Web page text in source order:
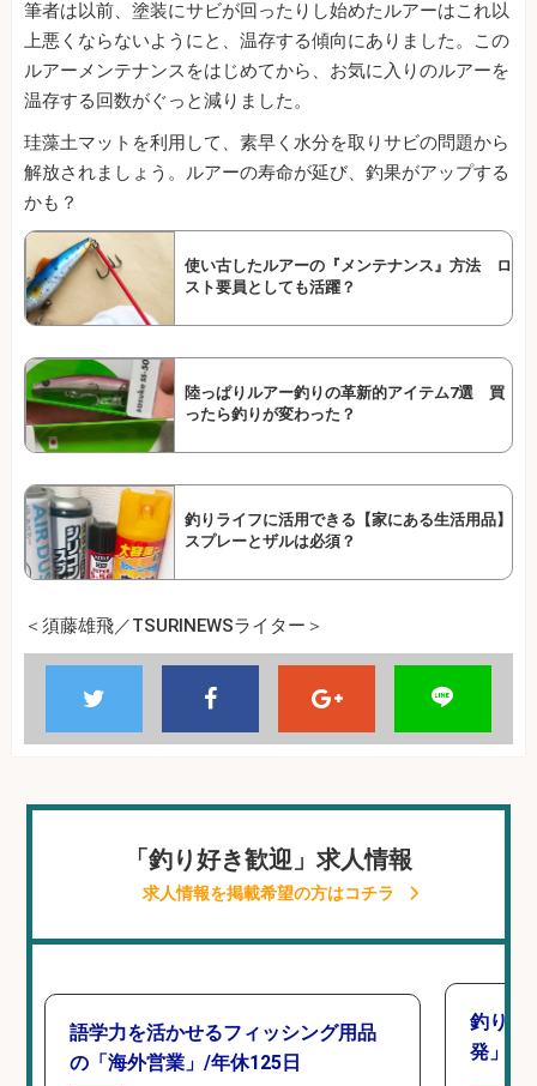
筆者は以前、塗装にサビが回ったりし始めたルアーはこれ以
上悪くならないようにと、温存する傾向にありました。この
ルアーメンテナンスをはじめてから、お気に入りのルアーを
温存する回数がぐっと減りました。
珪藻土マットを利用して、素早く水分を取りサビの問題から
解放されましょう。ルアーの寿命が延び、釣果がアップする
かも？
使い古したルアーの『メンテナンス』方法 ロ
スト要員としても活躍？
陸っぱりルアー釣りの革新的アイテム7選 買
ったら釣りが変わった？
釣りライフに活用できる【家にある生活用品】
スプレーとザルは必須？
＜須藤雄飛／TSURINEWSライター＞
「釣り好き歓迎」求人情報
求人情報を掲載希望の方はコチラ
語学力を活かせるフィッシング用品
の「海外営業」/年休125日
釣り好
発」/